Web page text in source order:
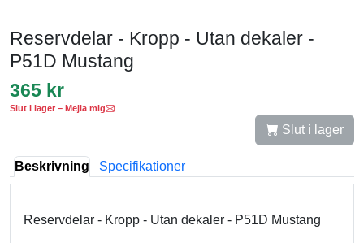
Reservdelar - Kropp - Utan dekaler -
P51D Mustang
365 kr
Slut i lager – Mejla mig
Slut i lager
Beskrivning Specifikationer
Reservdelar - Kropp - Utan dekaler - P51D Mustang